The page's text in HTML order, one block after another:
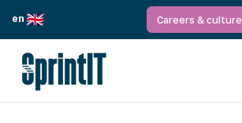
en
Careers & culture